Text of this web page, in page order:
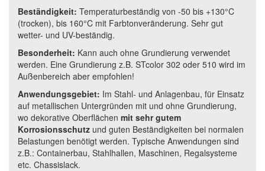
Beständigkeit: Temperaturbeständig von -50 bis +130°C
(trocken), bis 160°C mit Farbtonveränderung. Sehr gut
wetter- und UV-beständig.
Besonderheit: Kann auch ohne Grundierung verwendet
werden. Eine Grundierung z.B. STcolor 302 oder 510 wird im
Außenbereich aber empfohlen!
Anwendungsgebiet: Im Stahl- und Anlagenbau, für Einsatz
auf metallischen Untergründen mit und ohne Grundierung,
wo dekorative Oberflächen mit sehr gutem
Korrosionsschutz und guten Beständigkeiten bei normalen
Belastungen benötigt werden. Typische Anwendungen sind
z.B.: Containerbau, Stahlhallen, Maschinen, Regalsysteme
etc. Chassislack.